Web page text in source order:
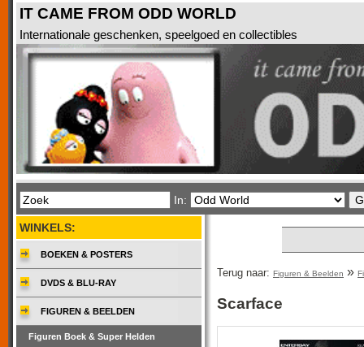
IT CAME FROM ODD WORLD
Internationale geschenken, speelgoed en collectibles
In:
Terug naar: Figuren & Beelden »
Scarface
WINKELS:
BOEKEN & POSTERS
DVDS & BLU-RAY
FIGUREN & BEELDEN
Figuren Boek & Super Helden